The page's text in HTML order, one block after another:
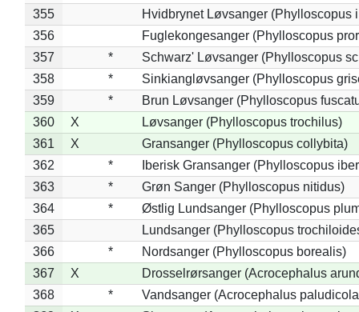
355
Hvidbrynet Løvsanger (Phylloscopus
356
Fuglekongesanger (Phylloscopus
357
*
Schwarz' Løvsanger (Phylloscopus
358
*
Sinkiangløvsanger (Phylloscopus
359
*
Brun Løvsanger (Phylloscopus
360
X
Løvsanger (Phylloscopus trochilus)
361
X
Gransanger (Phylloscopus collybita)
362
*
Iberisk Gransanger (Phylloscopus
363
*
Grøn Sanger (Phylloscopus nitidus)
364
*
Østlig Lundsanger (Phylloscopus
365
Lundsanger (Phylloscopus
366
*
Nordsanger (Phylloscopus borealis)
367
X
Drosselrørsanger (Acrocephalus
368
*
Vandsanger (Acrocephalus